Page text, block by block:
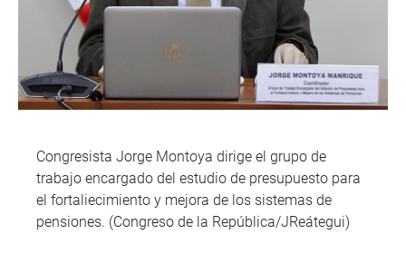
Congresista Jorge Montoya dirige el grupo de
trabajo encargado del estudio de presupuesto para
el fortaliecimiento y mejora de los sistemas de
pensiones. (Congreso de la República/JReátegui)